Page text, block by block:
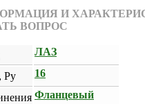
И
ВОПРОС
ЛАЗ
Ру 16
Фланцевый